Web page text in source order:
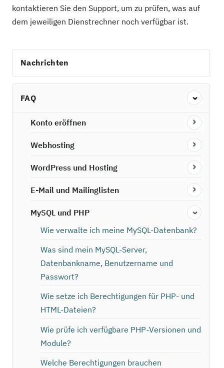
kontaktieren Sie den Support, um zu prüfen, was auf
dem jeweiligen Dienstrechner noch verfügbar ist.
Nachrichten
FAQ
Konto eröffnen
Webhosting
WordPress und Hosting
E-Mail und Mailinglisten
MySQL und PHP
Wie verwalte ich meine MySQL-Datenbank?
Was sind mein MySQL-Server,
Datenbankname, Benutzername und
Passwort?
Wie setze ich Berechtigungen für PHP- und
HTML-Dateien?
Wie prüfe ich verfügbare PHP-Versionen und
Module?
Welche Berechtigungen brauchen